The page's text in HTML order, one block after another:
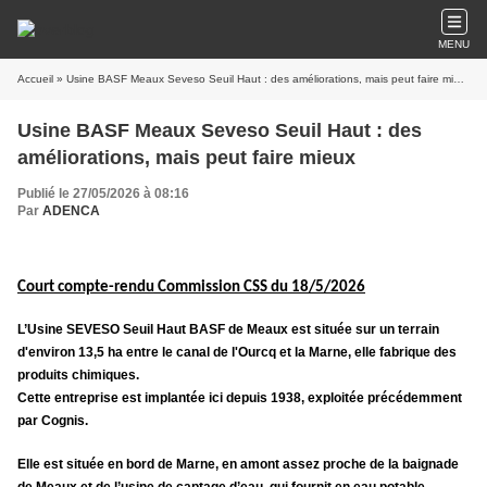
MENU
Accueil » Usine BASF Meaux Seveso Seuil Haut : des améliorations, mais peut faire mieux
Usine BASF Meaux Seveso Seuil Haut : des
améliorations, mais peut faire mieux
Publié le 27/05/2026 à 08:16
Par ADENCA
Court compte-rendu Commission CSS du 18/5/2026
L’Usine SEVESO Seuil Haut BASF de Meaux est située sur un terrain
d'environ 13,5 ha entre le canal de l'Ourcq et la Marne, elle fabrique des
produits chimiques.
Cette entreprise est implantée ici depuis 1938, exploitée précédemment
par Cognis.
Elle est située en bord de Marne, en amont assez proche de la baignade